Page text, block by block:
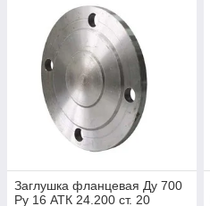
Заглушка фланцевая Ду 700
Ру 16 АТК 24.200 ст. 20